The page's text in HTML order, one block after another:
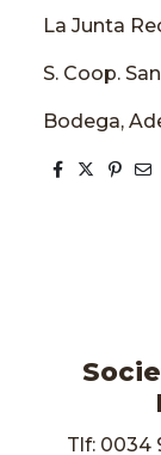
La Junta
S. Coop.
Bodega,
Tlf: 0034